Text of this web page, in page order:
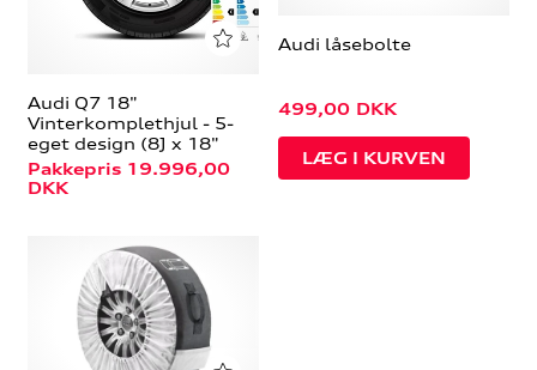
Audi Q7 18"
Vinterkomplethjul - 5-
eget design (8J x 18"
Pakkepris 19.996,00
DKK
Audi låsebolte
499,00 DKK